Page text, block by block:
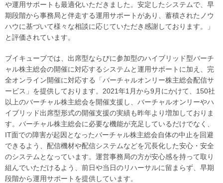
や運用サポートも最適化いただきました。安定したシステムで、早
期段階から事務局と伴走する運用サポートがあり、蓄積されたノウ
ハウに基づいて様々な相談に応じていただき感謝しております。」
と評価されています。
ブイキューブでは、出席型ならびに参加型のハイブリッド型バーチ
ャル株主総会の開催に対応するシステムと運用サポートに加え、完
全オンライン開催に対応する「バーチャルオンリー株主総会配信サ
ービス」を提供しております。2021年1月から9月にかけて、150社
以上のバーチャル株主総会を開催支援し、バーチャルオンリーやハ
イブリッド出席型形式の開催支援の実績も昨年より増加しておりま
す。バーチャル株主総会に必要な機能が充足しているだけでなく、
IT面での障害が起因となったバーチャル株主総会自体の中止を回避
できるよう、配信機材や配信システムなどを冗長化した安心・安全
のシステムとなっています。運営事務局の方が安心感を持って取り
組んでいただけるよう、前日や当日のリハーサルに留まらず、早期
段階から運用サポートを提供しています。